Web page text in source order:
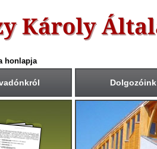
honlapja
Dolgozóink
nap:
1. (hétfő)
tanítási nap:
19. (péntek)
Csengetési rend
1.: 755- 840
2.: 900 - 9 45
3.: 9 55- 10 40